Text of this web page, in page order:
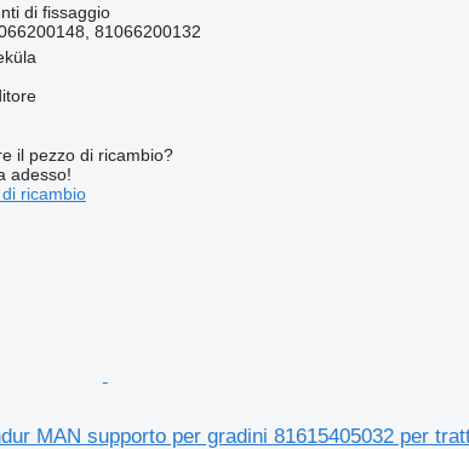
di fissaggio
81066200132
il pezzo di ricambio?
adesso!
ricambio
MAN supporto per gradini 81615405032 per